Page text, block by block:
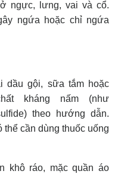
ngực, lưng, vai và cổ.
ngứa hoặc chỉ ngứa
dầu gội, sữa tắm hoặc
kháng nấm (như
theo hướng dẫn.
cần dùng thuốc uống
khô ráo, mặc quần áo